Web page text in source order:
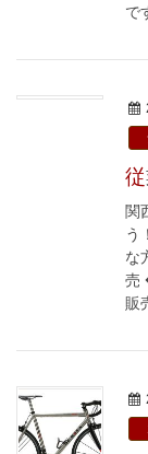
で
関
う
な
売
販